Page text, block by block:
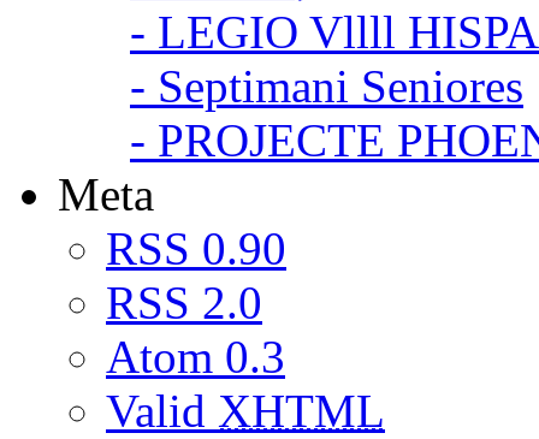
- LEGIO Vllll
- Septimani Seniores
- PROJECTE
Meta
RSS 0.90
RSS 2.0
Atom 0.3
Valid XHTML